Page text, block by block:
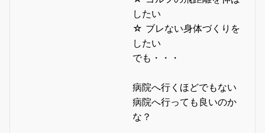
したい
☆ ブレない身体づくりを
したい
でも・・・
病院へ行くほどでもない
病院へ行っても良いのか
な？